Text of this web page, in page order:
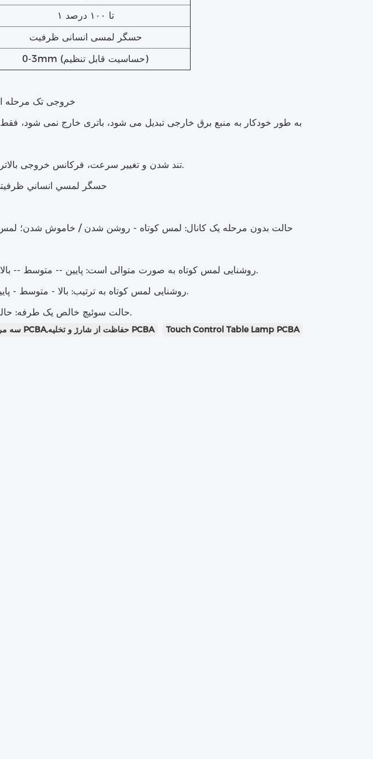
۱ تا ۱۰۰ درصد
حسگر لمسی انسانی ظرفیت
0-3mm (حساسیت قابل تنظیم)
-- خروجی تک
-- تند شدن و تغییر سرعت، فرکانس خروجی بالاتر از ۲۰ کیلو هرتز، بدون هیچ نوع استروبوسکوپی.
-- حسگر لمسي انساني
حالت بدون مرحله یک کانال: لمس کوتاه - روشن شدن / خاموش شدن؛
حالت یک طرفه سه گیره A: روشنایی لمس کوتاه به صورت متوالی است: پایین -- متوسط -- بالا -- خاموش -- چرخه.
حالت یک طرفه سه گیره B: روشنایی لمس کوتاه به ترتیب: بالا - متوسط - پایین - خاموش - چرخه.
حالت سوئیچ خالص یک طرفه: حالت لمس کوتاه به ترتیب: روشن - خاموش - چرخه.
PCBA سه مرحله ای,لامپ میز کنترل لمسی PCBA,حفاظت از شارژ و تخلیه PCBA
Touch Control Table Lamp PCBA